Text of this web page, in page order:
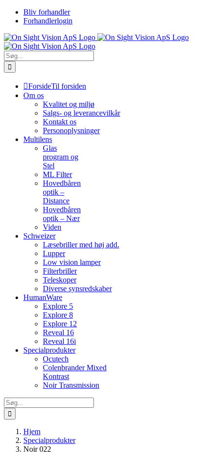
Skip
Bliv forhandler
Forhandlerlogin
Søg
efter:
ForsideTil forsiden
Om os
Kvalitet og miljø
Salgs- og leverancevilkår
Kontakt os
Personoplysninger
Multilens
Glas
program og
Stel
ML Filter
Hovedbåren
optik –
Distance
Hovedbåren
optik – Nær
Viden
Schweizer
Læsebriller med høj add.
Lupper
Low vision lamper
Filterbriller
Teleskoper
Diverse synsredskaber
HumanWare
Explore 5
Explore 8
Explore 12
Reveal 16
Reveal 16i
Specialprodukter
Ocutech
Colenbrander Mixed
Kontrast
Noir Transmission
Søg
efter:
Hjem
Specialprodukter
Noir 022